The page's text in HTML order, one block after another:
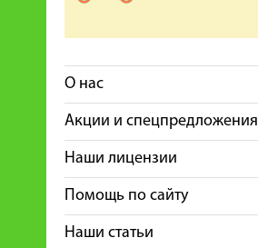
О нас
Акции и спецпредложения
Наши лицензии
Помощь по сайту
Наши статьи